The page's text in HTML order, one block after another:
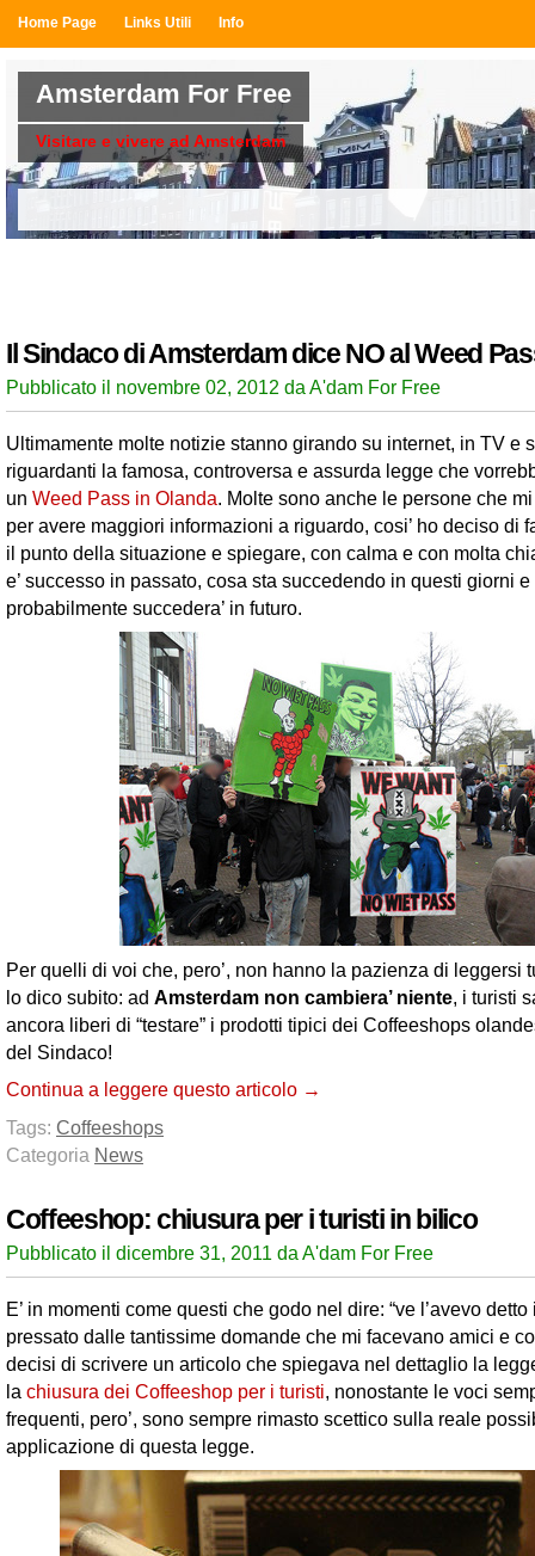
Home Page Links Utili Info
Amsterdam For Free
Visitare e vivere ad Amsterdam
Il Sindaco di Amsterdam dice NO al Weed
Pubblicato il novembre 02, 2012 da A'dam For Free
Ultimamente molte notizie stanno girando su internet, in TV e
riguardanti la famosa, controversa e assurda legge che
un Weed Pass in Olanda. Molte sono anche le persone che
per avere maggiori informazioni a riguardo, cosi’ ho deciso di
il punto della situazione e spiegare, con calma e con molta
e’ successo in passato, cosa sta succedendo in questi giorni e
probabilmente succedera’ in futuro.
Per quelli di voi che, pero’, non hanno la pazienza di leggersi
lo dico subito: ad Amsterdam non cambiera’ niente, i turisti
ancora liberi di “testare” i prodotti tipici dei Coffeeshops
del Sindaco!
Continua a leggere questo articolo →
Tags: Coffeeshops
Categoria News
Coffeeshop: chiusura per i turisti in bilico
Pubblicato il dicembre 31, 2011 da A'dam For Free
E’ in momenti come questi che godo nel dire: “ve l’avevo detto
pressato dalle tantissime domande che mi facevano amici e
decisi di scrivere un articolo che spiegava nel dettaglio la
la chiusura dei Coffeeshop per i turisti , nonostante le voci
frequenti, pero’, sono sempre rimasto scettico sulla reale
applicazione di questa legge.